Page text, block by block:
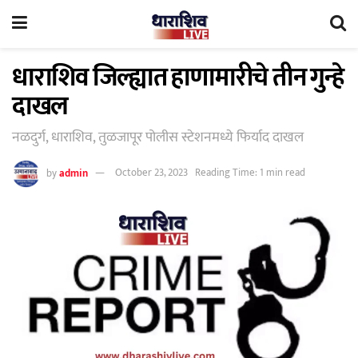
धाराशिव जिल्ह्यात हाणामारीचे तीन गुन्हे
दाखल
नळदुर्ग, धाराशिव, तुळजापूर पोलीस स्टेशनमध्ये फिर्याद दाखल
byadmin October 23, 2023 Reading Time: 1 min read